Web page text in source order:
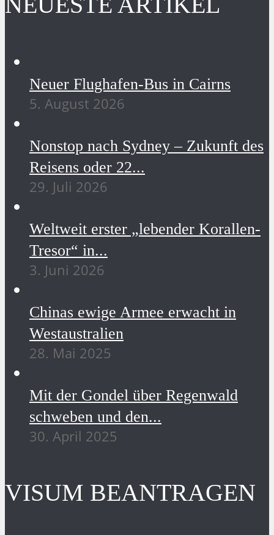
Neuer Flughafen-Bus in Cairns
5. August 2026
Nonstop nach Sydney – Zukunft des
Reisens oder 22...
29. Juli 2026
Weltweit erster „lebender Korallen-
Tresor“ in...
3. Juni 2026
Chinas ewige Armee erwacht in
Westaustralien
28. Mai 2025
Mit der Gondel über Regenwald
schweben und den...
30. April 2025
VISUM BEANTRAGEN